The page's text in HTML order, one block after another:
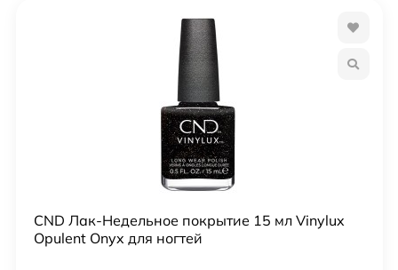
CND Лак-Недельное покрытие 15 мл Vinylux
Opulent Onyx для ногтей